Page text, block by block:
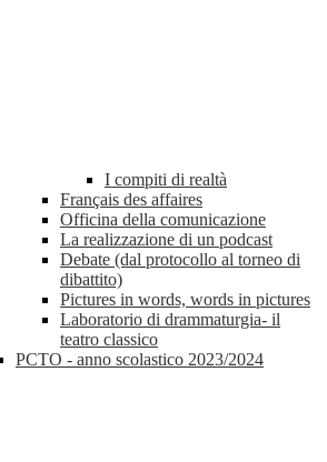
I compiti di realtà
Français des affaires
Officina della comunicazione
La realizzazione di un podcast
Debate (dal protocollo al torneo di
dibattito)
Pictures in words, words in pictures
Laboratorio di drammaturgia- il
teatro classico
PCTO - anno scolastico 2023/2024